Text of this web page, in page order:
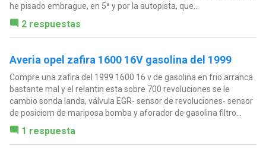
he pisado embrague, en 5ª y por la autopista, que...
2 respuestas
Averia opel zafira 1600 16V gasolina del 1999
Compre una zafira del 1999 1600 16 v de gasolina en frio arranca
bastante mal y el relantin esta sobre 700 revoluciones se le
cambio sonda landa, válvula EGR- sensor de revoluciones- sensor
de posiciom de mariposa bomba y aforador de gasolina filtro...
1 respuesta